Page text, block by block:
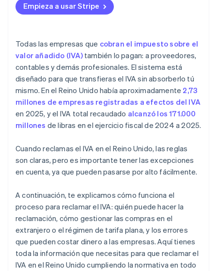
Falta documentación o la documentación es
Facturas de proveedores no pagadas
Errores en las importaciones y en la inversión del
sujeto pasivo
Empieza a usar Stripe
Todas las empresas que cobran el impuesto sobre el
valor añadido (IVA)también lo pagan: a proveedores,
contables y demás profesionales. El sistema está
diseñado para que transfieras el IVA sin absorberlo tú
mismo. En el Reino Unido había aproximadamente 2,73
millones de empresas registradas a efectos del IVA
en 2025, y el IVA total recaudado alcanzó los 171.000
millones de libras en el ejercicio fiscal de 2024 a 2025.
Cuando reclamas el IVA en el Reino Unido, las reglas
son claras, pero es importante tener las excepciones
en cuenta, ya que pueden pasarse por alto fácilmente.
A continuación, te explicamos cómo funciona el
proceso para reclamar el IVA: quién puede hacer la
reclamación, cómo gestionar las compras en el
extranjero o el régimen de tarifa plana, y los errores
que pueden costar dinero a las empresas. Aquí tienes
toda la información que necesitas para que reclamar el
IVA en el Reino Unido cumpliendo la normativa en todo